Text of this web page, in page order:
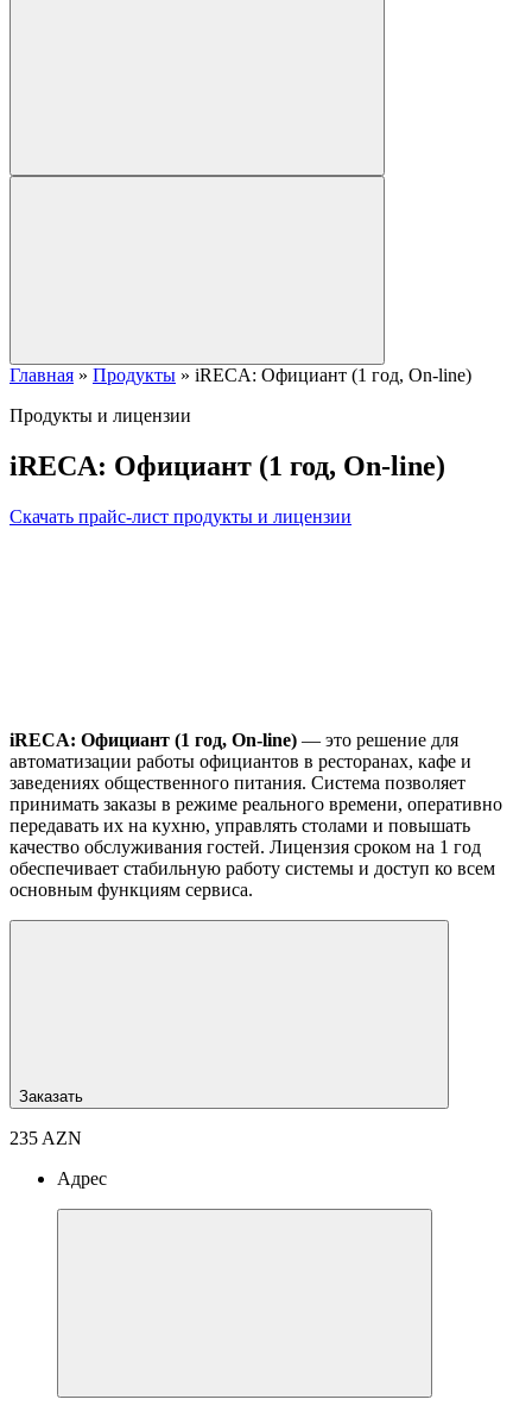
Главная » Продукты » iRECA: Официант (1 год, On-line)
Продукты и лицензии
iRECA: Официант (1 год, On-line)
Скачать прайс-лист продукты и лицензии
iRECA: Официант (1 год, On-line) — это решение для
автоматизации работы официантов в ресторанах, кафе и
заведениях общественного питания. Система позволяет
принимать заказы в режиме реального времени, оперативно
передавать их на кухню, управлять столами и повышать
качество обслуживания гостей. Лицензия сроком на 1 год
обеспечивает стабильную работу системы и доступ ко всем
основным функциям сервиса.
Заказать
235 AZN
Адрес